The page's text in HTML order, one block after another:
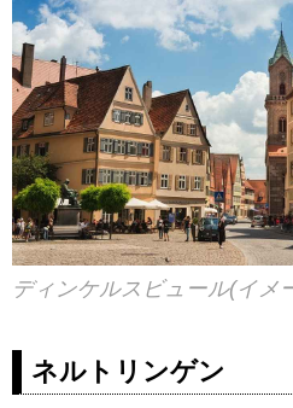
ディンケルスビュール(イメ
ネルトリンゲン